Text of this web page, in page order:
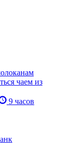
чаем из
9 часов